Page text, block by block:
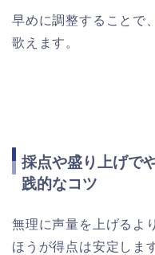
早めに調整することで
歌えます。
採点や盛り上げで
践的なコツ
無理に声量を上げるよ
ほうが得点は安定しま